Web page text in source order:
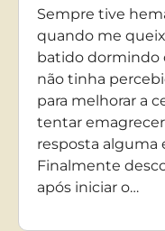
Sempre tive
quando me
batido dormindo
não tinha
para melhorar a
tentar
resposta alguma
Finalmente
após iniciar o…